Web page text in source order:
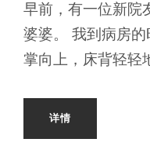
早前，有一位新院
婆婆。 我到病房
掌向上，床背轻轻
详情